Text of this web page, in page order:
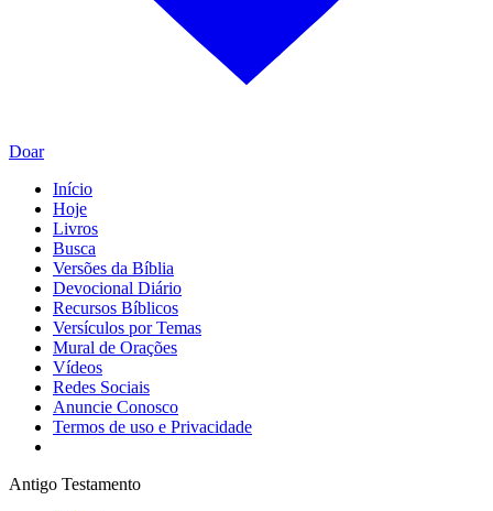
Doar
Início
Hoje
Livros
Busca
Versões da Bíblia
Devocional Diário
Recursos Bíblicos
Versículos por Temas
Mural de Orações
Vídeos
Redes Sociais
Anuncie Conosco
Termos de uso e Privacidade
Antigo Testamento